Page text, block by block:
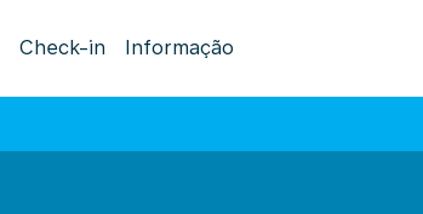
Check-in Informação